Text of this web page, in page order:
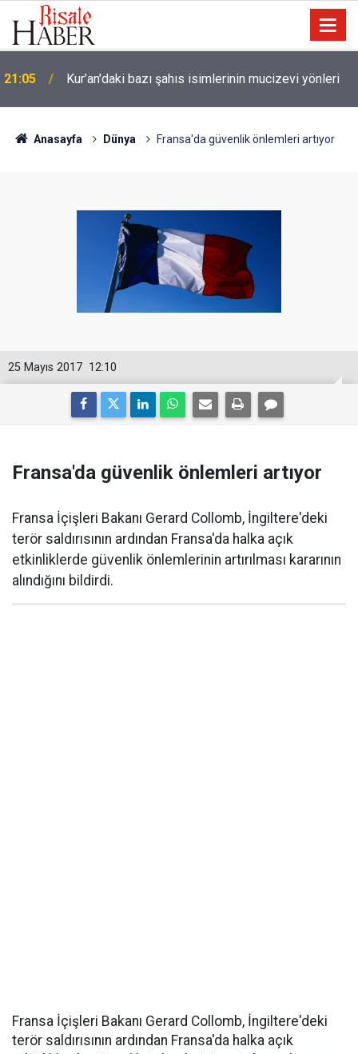
20:02
kin kustu
Anasayfa Dünya Fransa'da güvenlik önlemleri artıyor
12:10
25 Mayıs 2017
Fransa'da güvenlik önlemleri artıyor
Fransa İçişleri Bakanı Gerard Collomb, İngiltere'deki
terör saldırısının ardından Fransa'da halka açık
etkinliklerde güvenlik önlemlerinin artırılması kararının
alındığını bildirdi.
Fransa İçişleri Bakanı Gerard Collomb, İngiltere'deki
terör saldırısının ardından Fransa'da halka açık